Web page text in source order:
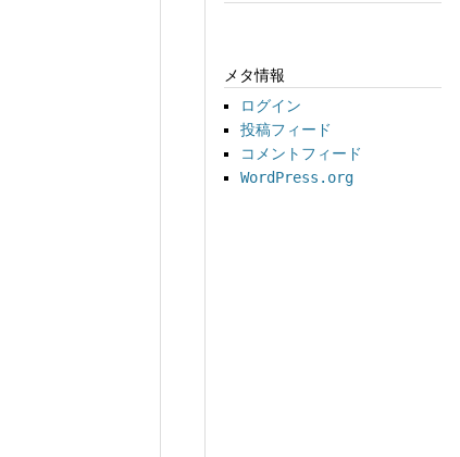
メタ情報
ログイン
投稿フィード
コメントフィード
WordPress.org